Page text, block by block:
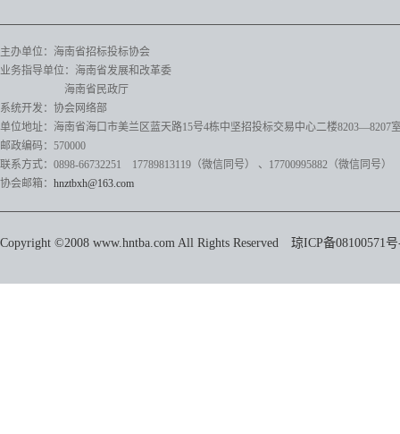
主办单位：海南省招标投标协会
业务指导单位：海南省发展和改革委
海南省民政厅
系统开发：协会网络部
单位地址：海南省海口市美兰区蓝天路15号4栋中坚招投标交易中心二楼8203—8207
邮政编码：570000
联系方式：0898-66732251 17789813119（微信同号）
、17700995882 （微信同号）
协会邮箱： hnztbxh@163.com
Copyright ©2008 www.hntba.com All Rights Reserved 琼ICP备08100571